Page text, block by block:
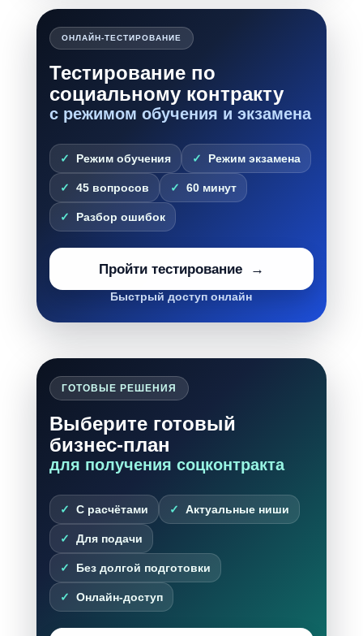
ОНЛАЙН-ТЕСТИРОВАНИЕ
Тестирование по
социальному контракту
с режимом обучения и экзамена
Режим обучения Режим экзамена
45 вопросов 60 минут
Разбор ошибок
Пройти тестирование
Быстрый доступ онлайн
ГОТОВЫЕ РЕШЕНИЯ
Выберите готовый
бизнес-план
для получения соцконтракта
С расчётами Актуальные ниши
Для подачи
Без долгой подготовки
Онлайн-доступ